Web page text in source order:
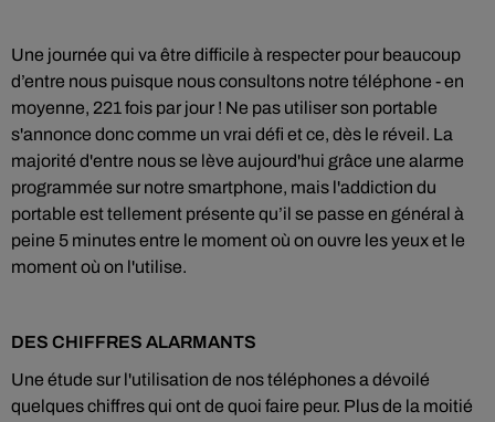
Une journée qui va être difficile à respecter pour beaucoup
d’entre nous puisque nous consultons notre téléphone - en
moyenne, 221 fois par jour ! Ne pas utiliser son portable
s'annonce donc comme un vrai défi et ce, dès le réveil. La
majorité d'entre nous se lève aujourd'hui grâce une alarme
programmée sur notre smartphone, mais l'addiction du
portable est tellement présente qu’il se passe en général à
peine 5 minutes entre le moment où on ouvre les yeux et le
moment où on l'utilise.
DES CHIFFRES ALARMANTS
Une étude sur l'utilisation de nos téléphones a dévoilé
quelques chiffres qui ont de quoi faire peur. Plus de la moitié